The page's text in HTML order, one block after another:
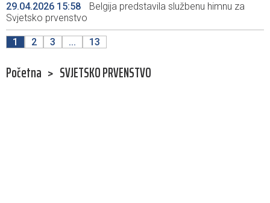
29.04.2026 15:58
Belgija predstavila službenu himnu za
Svjetsko prvenstvo
1 2 3 ... 13
Početna > SVJETSKO PRVENSTVO